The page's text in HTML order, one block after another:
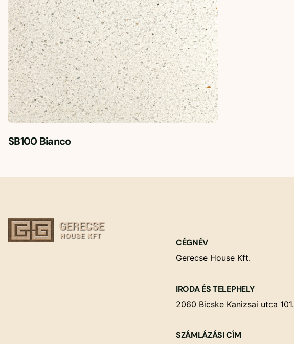
SB100 Bianco
CÉGNÉV
Gerecse House Kft.
IRODA ÉS TELEPHELY
2060 Bicske Kanizsai utca 101.
SZÁMLÁZÁSI CÍM